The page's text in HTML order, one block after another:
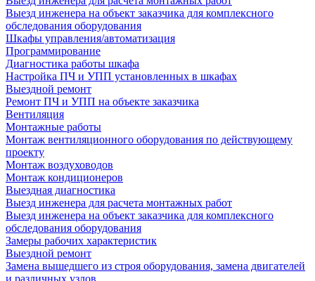
Выезд инженера на объект заказчика для комплексного
обследования оборудования
Шкафы управления/автоматизация
Программирование
Диагностика работы шкафа
Настройка ПЧ и УПП установленных в шкафах
Выездной ремонт
Ремонт ПЧ и УПП на объекте заказчика
Вентиляция
Монтажные работы
Монтаж вентиляционного оборудования по действующему
проекту
Монтаж воздуховодов
Монтаж кондиционеров
Выездная диагностика
Выезд инженера для расчета монтажных работ
Выезд инженера на объект заказчика для комплексного
обследования оборудования
Замеры рабочих характеристик
Выездной ремонт
Замена вышедшего из строя оборудования, замена двигателей
и различных узлов